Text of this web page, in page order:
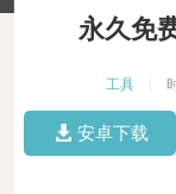
永久免
工具
安卓下载